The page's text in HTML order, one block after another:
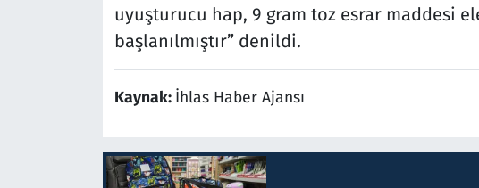
uyuşturucu hap, 9 gram toz esrar maddesi
başlanılmıştır” denildi.
Kaynak: İhlas Haber Ajansı